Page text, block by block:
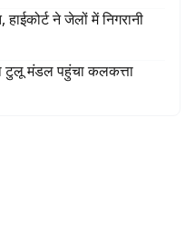
ने जेलों में निगरानी
टुलू मंडल पहुंचा कलकत्ता